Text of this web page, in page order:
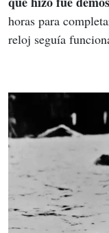
horas para
reloj seguía